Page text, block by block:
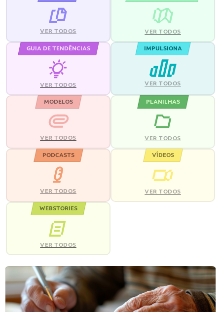
VER TODOS VER TODOS
GUIA DE TENDÊNCIAS
VER TODOS
IMPULSIONA
VER TODOS
MODELOS
VER TODOS
PLANILHAS
VER TODOS
PODCASTS
VER TODOS
VÍDEOS
VER TODOS
WEBSTORIES
VER TODOS